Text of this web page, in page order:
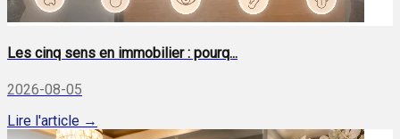
Les cinq sens en immobilier : pourq...
2026-08-05
Lire l'article →